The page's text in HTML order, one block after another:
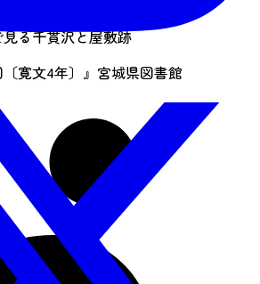
見る千貫沢と屋敷跡
〔寛文4年〕』宮城県図書館